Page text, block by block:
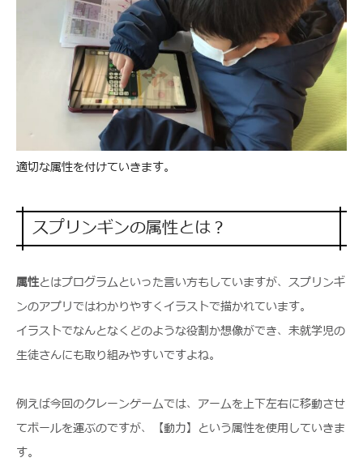
適切な属性を付けていきます。
スプリンギンの属性とは？
属性とはプログラムといった言い方もしていますが、スプリンギ
ンのアプリではわかりやすくイラストで描かれています。
イラストでなんとなくどのような役割か想像ができ、未就学児の
生徒さんにも取り組みやすいですよね。
例えば今回のクレーンゲームでは、アームを上下左右に移動させ
てボールを運ぶのですが、【動力】という属性を使用していきま
す。